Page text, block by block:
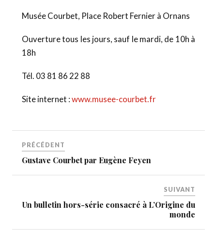
Musée Courbet, Place Robert Fernier à Ornans
Ouverture tous les jours, sauf le mardi, de 10h à
18h
Tél. 03 81 86 22 88
Site internet :www.musee-courbet.fr
PRÉCÉDENT
Gustave Courbet par Eugène Feyen
SUIVANT
Un bulletin hors-série consacré à L’Origine du
monde